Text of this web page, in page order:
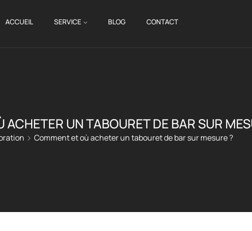
ACCUEIL SERVICE BLOG CONTACT
ACHETER UN TABOURET DE BAR SUR
Comment et où acheter un tabouret de bar sur mesure ?